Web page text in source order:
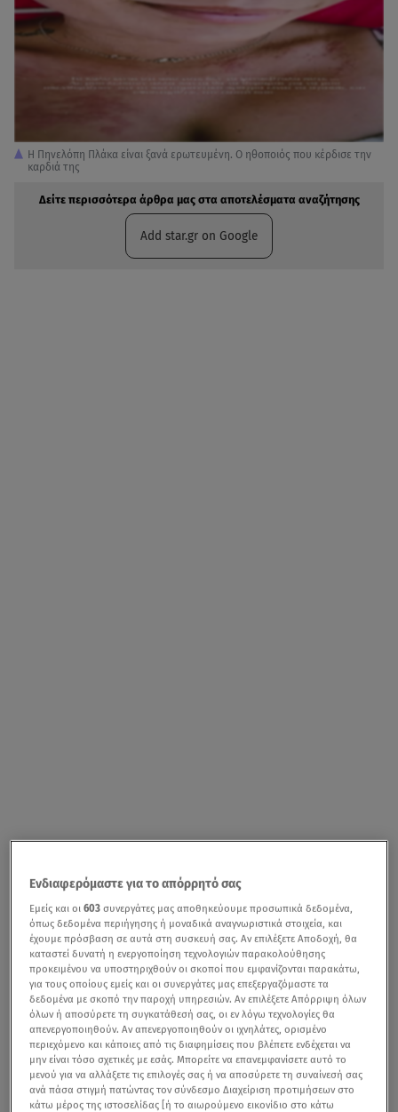
Η Πηνελόπη Πλάκα είναι ξανά ερωτευμένη. Ο ηθοποιός που κέρδισε την
καρδιά της
Δείτε περισσότερα άρθρα μας στα αποτελέσματα αναζήτησης
Add star.gr on Google
Ενδιαφερόμαστε για το απόρρητό σας
Εμείς και οι603 συνεργάτες μας αποθηκεύουμε προσωπικά δεδομένα,
όπως δεδομένα περιήγησης ή μοναδικά αναγνωριστικά στοιχεία, και
έχουμε πρόσβαση σε αυτά στη συσκευή σας. Αν επιλέξετε Αποδοχή, θα
καταστεί δυνατή η ενεργοποίηση τεχνολογιών παρακολούθησης
προκειμένου να υποστηριχθούν οι σκοποί που εμφανίζονται παρακάτω,
για τους οποίους εμείς και οι συνεργάτες μας επεξεργαζόμαστε τα
δεδομένα με σκοπό την παροχή υπηρεσιών. Αν επιλέξετε Απόρριψη όλων
όλων ή αποσύρετε τη συγκατάθεσή σας, οι εν λόγω τεχνολογίες θα
απενεργοποιηθούν. Αν απενεργοποιηθούν οι ιχνηλάτες, ορισμένο
περιεχόμενο και κάποιες από τις διαφημίσεις που βλέπετε ενδέχεται να
μην είναι τόσο σχετικές με εσάς. Μπορείτε να επανεμφανίσετε αυτό το
μενού για να αλλάξετε τις επιλογές σας ή να αποσύρετε τη συναίνεσή σας
ανά πάσα στιγμή πατώντας τον σύνδεσμο Διαχείριση προτιμήσεων στο
κάτω μέρος της ιστοσελίδας [ή το αιωρούμενο εικονίδιο στο κάτω